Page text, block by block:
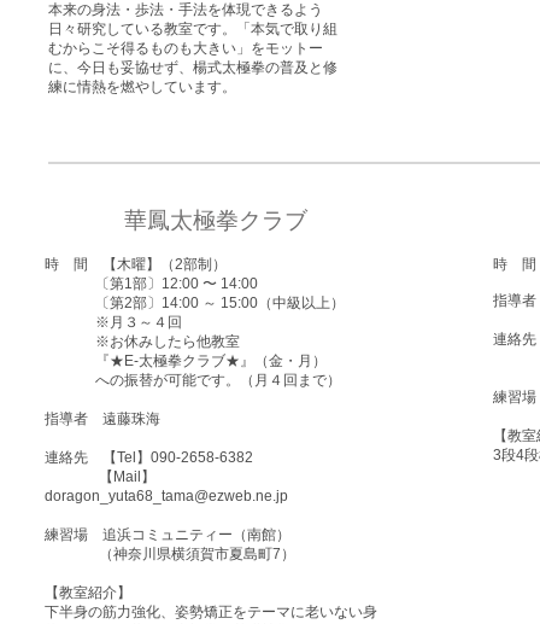
本来の身法・歩法・手法を体現できるよう
日々研究している教室です。「本気で取り組
むからこそ得るものも大きい」をモットー
に、今日も妥協せず、楊式太極拳の普及と修
練に情熱を燃やしています。
華鳳太極拳クラブ
時 間 【木曜】（2部制）
〔第1部〕12:00 〜 14:00
〔第2部〕14:00 ～ 15:00（中級以上）
※月３～４回
※お休みしたら他教室
『★E-太極拳クラブ★』（金・月）
への振替が可能です。（月４回まで）
指導者 ​遠藤珠海
連絡先 【Tel】​090-2658-6382
【Mail】
doragon_yuta68_tama@ezweb.ne.jp
練習場 追浜コミュニティー（南館）
（神奈川県横須賀市夏島町7）
​【教室紹介】
下半身の筋力強化、姿勢矯正をテーマに老いない身
時 間
指導
連絡
練習
【教
3段4